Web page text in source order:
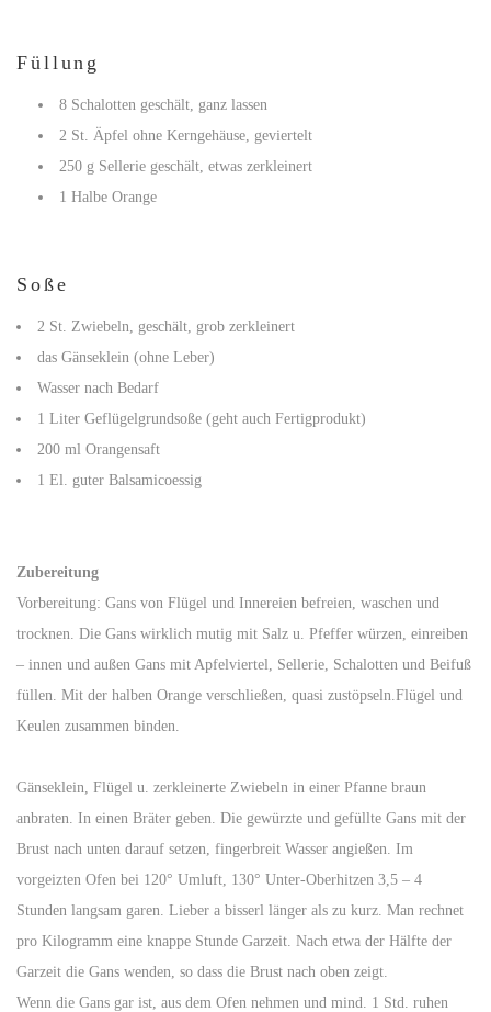
Füllung
8 Schalotten geschält, ganz lassen
2 St. Äpfel ohne Kerngehäuse, geviertelt
250 g Sellerie geschält, etwas zerkleinert
1 Halbe Orange
Soße
2 St. Zwiebeln, geschält, grob zerkleinert
das Gänseklein (ohne Leber)
Wasser nach Bedarf
1 Liter Geflügelgrundsoße (geht auch Fertigprodukt)
200 ml Orangensaft
1 El. guter Balsamicoessig
Zubereitung
Vorbereitung: Gans von Flügel und Innereien befreien, waschen und
trocknen. Die Gans wirklich mutig mit Salz u. Pfeffer würzen, einreiben
– innen und außen Gans mit Apfelviertel, Sellerie, Schalotten und Beifuß
füllen. Mit der halben Orange verschließen, quasi zustöpseln.Flügel und
Keulen zusammen binden.
Gänseklein, Flügel u. zerkleinerte Zwiebeln in einer Pfanne braun
anbraten. In einen Bräter geben. Die gewürzte und gefüllte Gans mit der
Brust nach unten darauf setzen, fingerbreit Wasser angießen. Im
vorgeizten Ofen bei 120° Umluft, 130° Unter-Oberhitzen 3,5 – 4
Stunden langsam garen. Lieber a bisserl länger als zu kurz. Man rechnet
pro Kilogramm eine knappe Stunde Garzeit. Nach etwa der Hälfte der
Garzeit die Gans wenden, so dass die Brust nach oben zeigt.
Wenn die Gans gar ist, aus dem Ofen nehmen und mind. 1 Std. ruhen